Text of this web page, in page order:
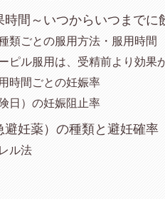
間～いつからいつまでに
類ごとの服用方法・服用時間
ピル服用は、受精前より効果
時間ごとの妊娠率
日）の妊娠阻止率
妊薬）の種類と避妊確率
ル法